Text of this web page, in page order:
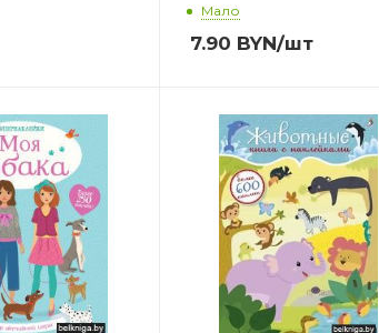
Мало
7.90 BYN/шт
Автор
Софья Тимофеева